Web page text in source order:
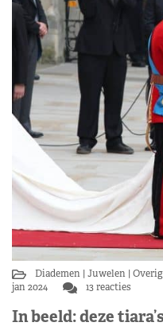
Diademen Juwelen
jan 2024
13 reacties
In beeld: deze